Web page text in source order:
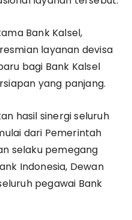
Bank Kalsel,
layanan devisa
bagi Bank Kalsel
yang panjang.
hasil sinergi seluruh
dari Pemerintah
selaku pemegang
Indonesia, Dewan
pegawai Bank